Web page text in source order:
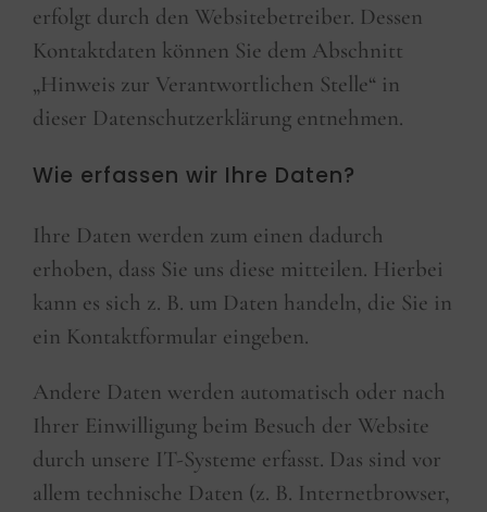
erfolgt durch den Websitebetreiber. Dessen
Kontaktdaten können Sie dem Abschnitt
„Hinweis zur Verantwortlichen Stelle“ in
dieser Datenschutzerklärung entnehmen.
Wie erfassen wir Ihre Daten?
Ihre Daten werden zum einen dadurch
erhoben, dass Sie uns diese mitteilen. Hierbei
kann es sich z. B. um Daten handeln, die Sie in
ein Kontaktformular eingeben.
Andere Daten werden automatisch oder nach
Ihrer Einwilligung beim Besuch der Website
durch unsere IT-Systeme erfasst. Das sind vor
allem technische Daten (z. B. Internetbrowser,